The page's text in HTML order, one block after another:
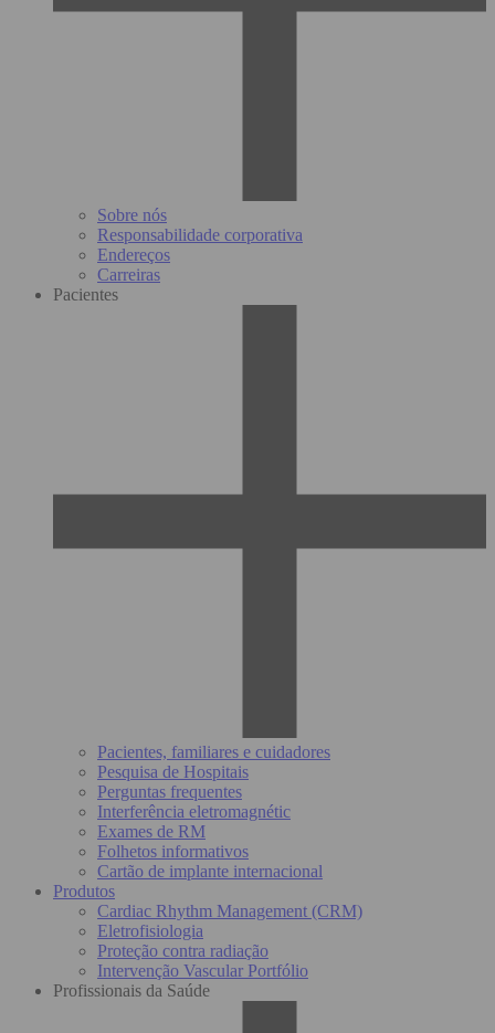
Sobre nós
Responsabilidade corporativa
Endereços
Carreiras
Pacientes
Pacientes, familiares e cuidadores
Pesquisa de Hospitais
Perguntas frequentes
Interferência eletromagnétic
Exames de RM
Folhetos informativos
Cartão de implante internacional
Produtos
Cardiac Rhythm Management (CRM)
Eletrofisiologia
Proteção contra radiação
Intervenção Vascular Portfólio
Profissionais da Saúde